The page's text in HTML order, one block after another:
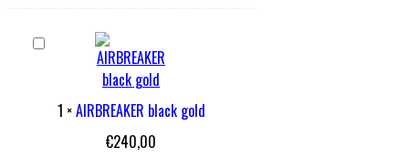
AIRBREAKER
1 ×AIRBREAKER black gold
€240,00